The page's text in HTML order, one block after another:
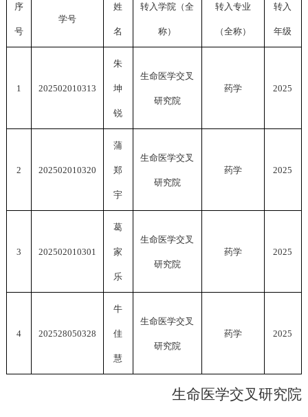
序
号
学号
姓
名
转入学院（全
称）
转入专业
（全称）
转入
年级
1 202502010313
朱
坤
锐
生命医学交叉
研究院
药学 2025
2 202502010320
蒲
郑
宇
生命医学交叉
研究院
药学 2025
3 202502010301
葛
家
乐
生命医学交叉
研究院
药学 2025
4 202528050328
牛
佳
慧
生命医学交叉
研究院
药学 2025
生命医学交叉研究院